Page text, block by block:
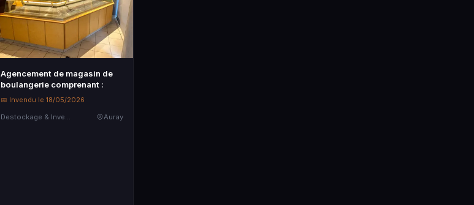
Agencement de magasin de
boulangerie comprenant :
📅 Invendu le 18/05/2026
Destockage & Invendus
Auray